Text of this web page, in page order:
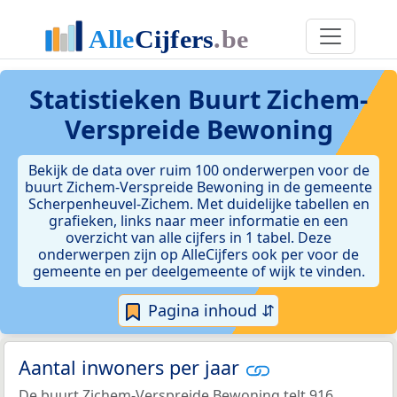
Statistieken Buurt Zichem-
Verspreide Bewoning
Bekijk de data over ruim 100 onderwerpen voor de
buurt Zichem-Verspreide Bewoning in de gemeente
Scherpenheuvel-Zichem. Met duidelijke tabellen en
grafieken, links naar meer informatie en een
overzicht van alle cijfers in 1 tabel. Deze
onderwerpen zijn op AlleCijfers ook per voor de
gemeente en per deelgemeente of wijk te vinden.
Pagina inhoud ⇵
Aantal inwoners per jaar